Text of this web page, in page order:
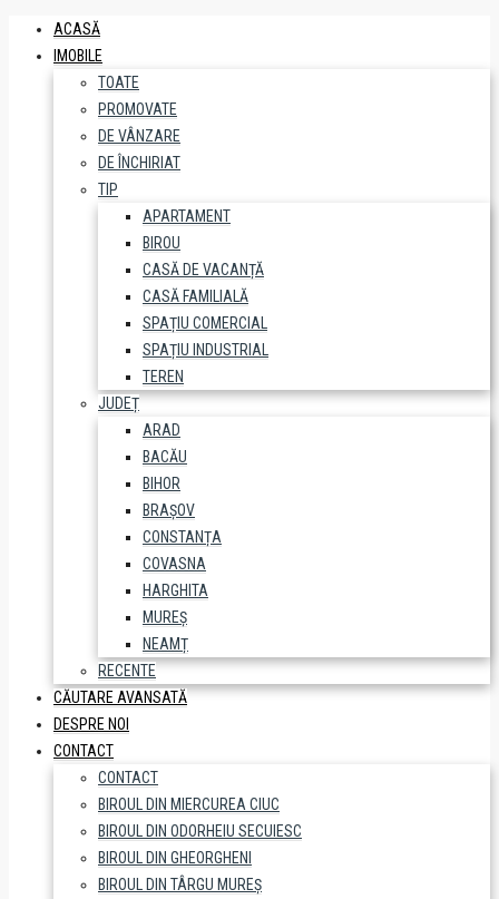
ACASĂ
IMOBILE
TOATE
PROMOVATE
DE VÂNZARE
DE ÎNCHIRIAT
TIP
APARTAMENT
BIROU
CASĂ DE VACANȚĂ
CASĂ FAMILIALĂ
SPAȚIU COMERCIAL
SPAȚIU INDUSTRIAL
TEREN
JUDEȚ
ARAD
BACĂU
BIHOR
BRAȘOV
CONSTANȚA
COVASNA
HARGHITA
MUREȘ
NEAMȚ
RECENTE
CĂUTARE AVANSATĂ
DESPRE NOI
CONTACT
CONTACT
BIROUL DIN MIERCUREA CIUC
BIROUL DIN ODORHEIU SECUIESC
BIROUL DIN GHEORGHENI
BIROUL DIN TÂRGU MUREȘ